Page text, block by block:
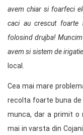
avem chiar si foarfeci
caci au crescut foarte
folosind drujba!
avem si sistem de
local.
Cea mai mare
recolta foarte buna de
munca, dar a primit o
mai in varsta din